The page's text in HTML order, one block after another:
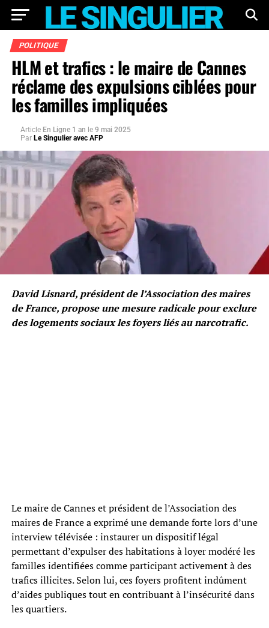
POLITIQUE
HLM et trafics : le maire de Cannes
réclame des expulsions ciblées pour
les familles impliquées
Article En Ligne 1 an le 9 mai 2025
Par Le Singulier avec AFP
David Lisnard, président de l’Association des maires
de France, propose une mesure radicale pour exclure
des logements sociaux les foyers liés au narcotrafic.
Le maire de Cannes et président de l’Association des
maires de France a exprimé une demande forte lors d’une
interview télévisée : instaurer un dispositif légal
permettant d’expulser des habitations à loyer modéré les
familles identifiées comme participant activement à des
trafics illicites. Selon lui, ces foyers profitent indûment
d’aides publiques tout en contribuant à l’insécurité dans
les quartiers.